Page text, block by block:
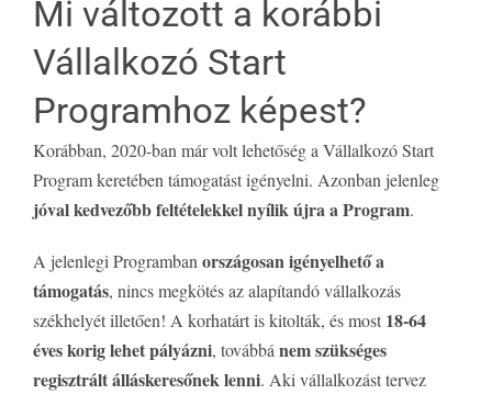
Mi változott a korábbi
Vállalkozó Start
Programhoz képest?
Korábban, 2020-ban már volt lehetőség a Vállalkozó Start
Program keretében támogatást igényelni. Azonban jelenleg
jóval kedvezőbb feltételekkel nyílik újra a Program.
A jelenlegi Programban országosan igényelhető a
támogatás, nincs megkötés az alapítandó vállalkozás
székhelyét illetően! A korhatárt is kitolták, és most 18-64
éves korig lehet pályázni, továbbá nem szükséges
regisztrált álláskeresőnek lenni. Aki vállalkozást tervez